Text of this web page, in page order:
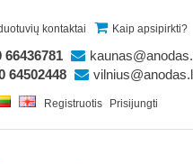
kontaktai Kaip apsipirkti?
66436781
64502448
Registruotis Prisijungti